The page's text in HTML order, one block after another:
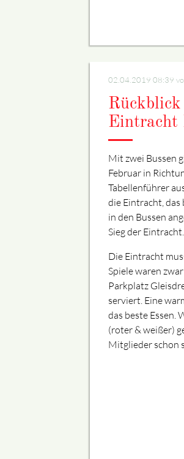
02.04.2019 08:39
Eintracht
Mit zwei Bussen
Februar in
Tabellenführer
die Eintracht, das
in den Bussen
Sieg der Eintracht.
Die Eintracht
Spiele waren
Parkplatz
serviert. Eine
das beste Essen.
(roter & weißer)
Mitglieder schon